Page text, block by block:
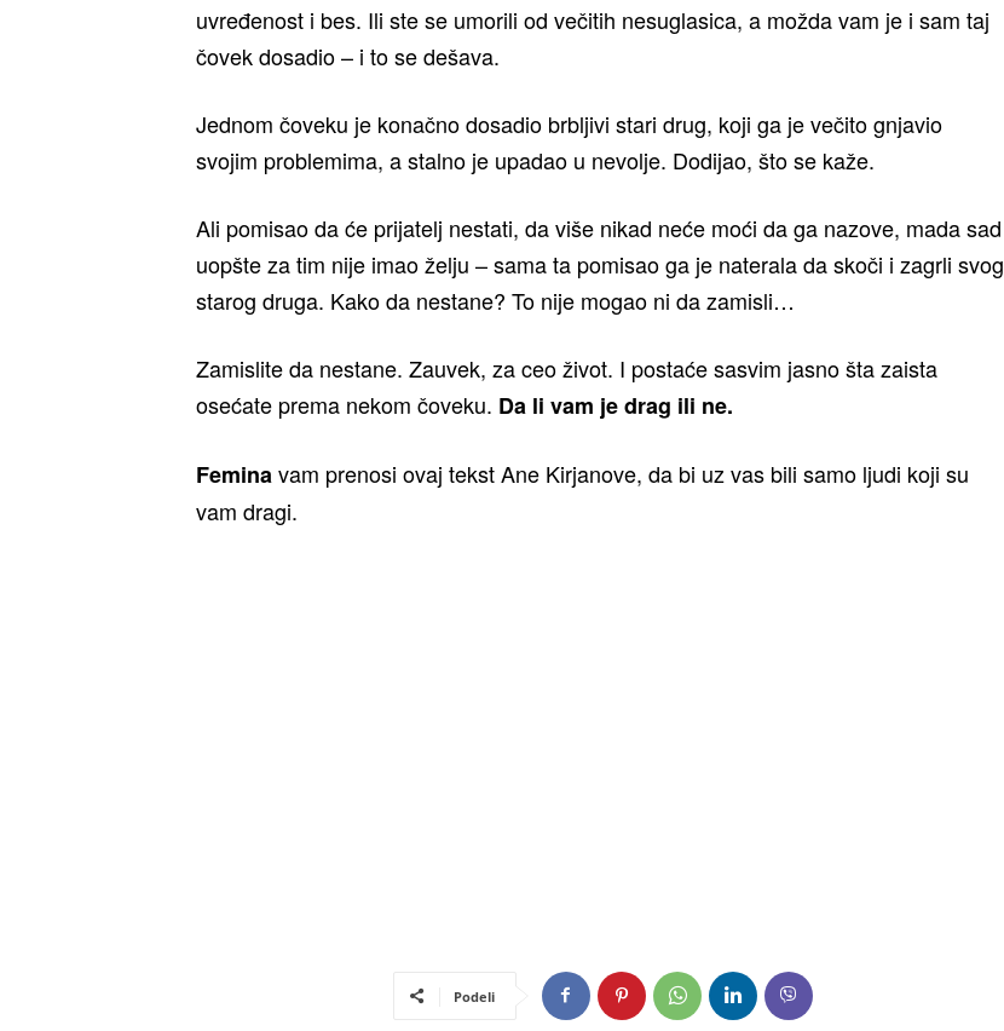
uvređenost i bes. Ili ste se umorili od večitih nesuglasica, a možda vam je i sam taj
čovek dosadio – i to se dešava.
Jednom čoveku je konačno dosadio brbljivi stari drug, koji ga je večito gnjavio
svojim problemima, a stalno je upadao u nevolje. Dodijao, što se kaže.
Ali pomisao da će prijatelj nestati, da više nikad neće moći da ga nazove, mada sad
uopšte za tim nije imao želju – sama ta pomisao ga je naterala da skoči i zagrli svog
starog druga. Kako da nestane? To nije mogao ni da zamisli…
Zamislite da nestane. Zauvek, za ceo život. I postaće sasvim jasno šta zaista
osećate prema nekom čoveku. Da li vam je drag ili ne.
Feminavam prenosi ovaj tekst Ane Kirjanove, da bi uz vas bili samo ljudi koji su
vam dragi.
Podeli